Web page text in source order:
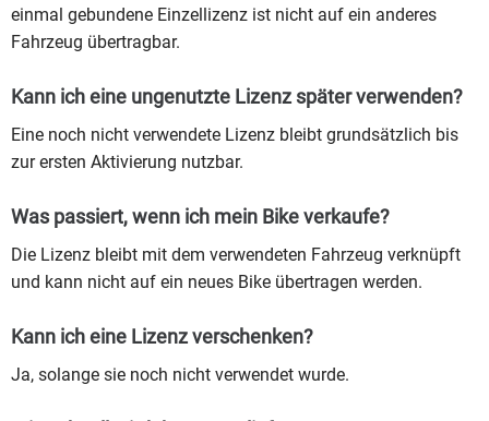
einmal gebundene Einzellizenz ist nicht auf ein anderes
Fahrzeug übertragbar.
Kann ich eine ungenutzte Lizenz später verwenden?
Eine noch nicht verwendete Lizenz bleibt grundsätzlich bis
zur ersten Aktivierung nutzbar.
Was passiert, wenn ich mein Bike verkaufe?
Die Lizenz bleibt mit dem verwendeten Fahrzeug verknüpft
und kann nicht auf ein neues Bike übertragen werden.
Kann ich eine Lizenz verschenken?
Ja, solange sie noch nicht verwendet wurde.